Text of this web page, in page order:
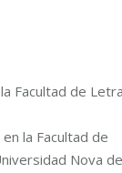
Facultad de
la Facultad de
Nova de